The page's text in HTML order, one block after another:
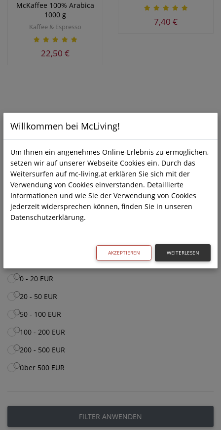
McKaffee 100% Arabica
1000 g
Kaffee & Espresso
22,50 €
7,40 €
Unterkategorien
Zurück...
Energydrinks
Kaffee & Espresso
Liköre
Limonaden
Tee
0 - 20 EUR
20 - 50 EUR
50 - 100 EUR
100 - 200 EUR
200 - 500 EUR
über 500 EUR
FILTER ANWENDEN
Willkommen bei McLiving!
Um Ihnen ein angenehmes Online-Erlebnis zu ermöglichen,
setzen wir auf unserer Webseite Cookies ein. Durch das
Weitersurfen auf mc-living.at erklären Sie sich mit der
Verwendung von Cookies einverstanden. Detaillierte
Informationen und wie Sie der Verwendung von Cookies
jederzeit widersprechen können, finden Sie in unseren
Datenschutzerklärung.
AKZEPTIEREN WEITERLESEN